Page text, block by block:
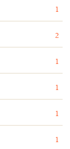
1
2
1
1
1
1